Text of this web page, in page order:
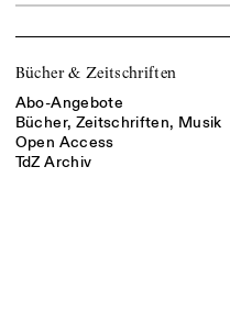
Bücher & Zeitschriften
Abo-Angebote
Bücher, Zeitschriften, Musik
Open Access
TdZ Archiv